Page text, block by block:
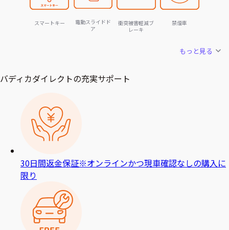
スマートキー
電動スライドド
ア
衝突被害軽減ブ
レーキ
禁煙車
もっと見る
バディカダイレクトの充実サポート
30日間返金保証※オンラインかつ現車確認なしの購入に
限り